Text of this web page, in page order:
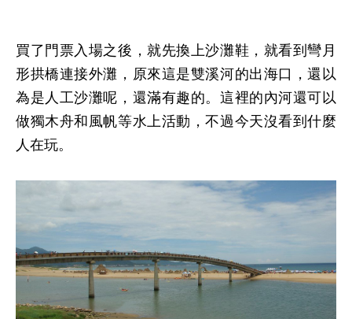
買了門票入場之後，就先換上沙灘鞋，就看到彎月
形拱橋連接外灘，原來這是雙溪河的出海口，還以
為是人工沙灘呢，還滿有趣的。這裡的內河還可以
做獨木舟和風帆等水上活動，不過今天沒看到什麼
人在玩。